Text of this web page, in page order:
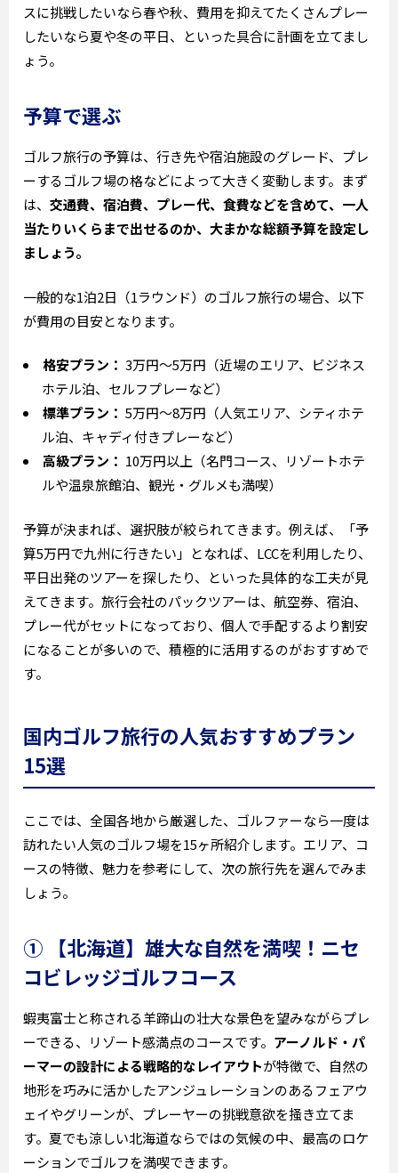
スに挑戦したいなら春や秋、費用を抑えてたくさんプレー
したいなら夏や冬の平日、といった具合に計画を立てまし
ょう。
予算で選ぶ
ゴルフ旅行の予算は、行き先や宿泊施設のグレード、プレ
ーするゴルフ場の格などによって大きく変動します。まず
は、 交通費、宿泊費、プレー代、食費などを含めて、一人
当たりいくらまで出せるのか、大まかな総額予算を設定し
ましょう。
一般的な1泊2日（1ラウンド）のゴルフ旅行の場合、以下
が費用の目安となります。
格安プラン： 3万円～5万円（近場のエリア、ビジネス
ホテル泊、セルフプレーなど）
標準プラン： 5万円～8万円（人気エリア、シティホテ
ル泊、キャディ付きプレーなど）
高級プラン： 10万円以上（名門コース、リゾートホテ
ルや温泉旅館泊、観光・グルメも満喫）
予算が決まれば、選択肢が絞られてきます。例えば、「予
算5万円で九州に行きたい」となれば、LCCを利用したり、
平日出発のツアーを探したり、といった具体的な工夫が見
えてきます。旅行会社のパックツアーは、航空券、宿泊、
プレー代がセットになっており、個人で手配するより割安
になることが多いので、積極的に活用するのがおすすめで
す。
国内ゴルフ旅行の人気おすすめプラン
15選
ここでは、全国各地から厳選した、ゴルファーなら一度は
訪れたい人気のゴルフ場を15ヶ所紹介します。エリア、コ
ースの特徴、魅力を参考にして、次の旅行先を選んでみま
しょう。
① 【北海道】雄大な自然を満喫！ニセ
コビレッジゴルフコース
蝦夷富士と称される羊蹄山の壮大な景色を望みながらプレ
ーできる、リゾート感満点のコースです。 アーノルド・パ
ーマーの設計による戦略的なレイアウトが特徴で、自然の
地形を巧みに活かしたアンジュレーションのあるフェアウ
ェイやグリーンが、プレーヤーの挑戦意欲を掻き立てま
す。夏でも涼しい北海道ならではの気候の中、最高のロケ
ーションでゴルフを満喫できます。